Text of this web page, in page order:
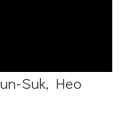
Suk, Heo